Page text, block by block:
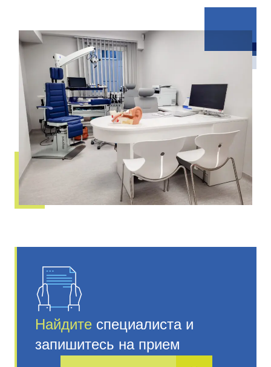
Найдите специалиста и
запишитесь на прием